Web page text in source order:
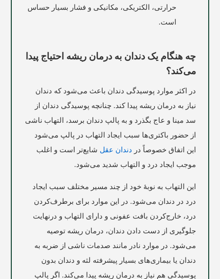
حرارتی، الکتریکی، مکانیکی و فشار بسیار حساس
است.
چه هنگام یک دندان به درمان ریشه احتیاج پیدا
می‌کند؟
در اکثر موارد پوسیدگی دندان باعث می‌شود که دندان
نیاز به درمان ریشه پیدا کند. چنانچه پوسیدگی دندان از
سد مینا و عاج بگذرد و به پالپ دندان برسد، التهاب ناشی
از حضور باکتری‌ها سبب ایجاد التهاب در پالپ می‌شود
این اتفاق خصوصاً در دندان عقل شایع‌تر است و اغلب
موجب ایجاد درد و التهاب شدید می‌شود.
این التهاب به نوبۀ خود از چند مسیر مختلف سبب ایجاد
درد در دندان می‌شود. در این موارد برای برطرف‌کردن
درد، خارج‌کردن بافت عفونی و دارای التهاب و درنهایت
جلوگیری از دست دادن دندان، درمان ریشه توصیه
می‌شود. در موارد نادر مانند صدمات ناشی از ضربه به
دندان یا بیماری‌های بسیار پیشرفته لثه و دندان بدون
پوسیدگی هم نیاز به درمان ریشه پیدا می‌کند. اگر پالپ